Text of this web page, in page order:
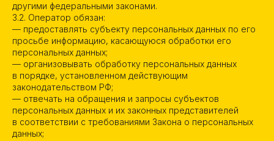
другими федеральными законами.
3.2. Оператор обязан:
— предоставлять субъекту персональных данных по его
просьбе информацию, касающуюся обработки его
персональных данных;
— организовывать обработку персональных данных
в порядке, установленном действующим
законодательством РФ;
— отвечать на обращения и запросы субъектов
персональных данных и их законных представителей
в соответствии с требованиями Закона о персональных
данных;